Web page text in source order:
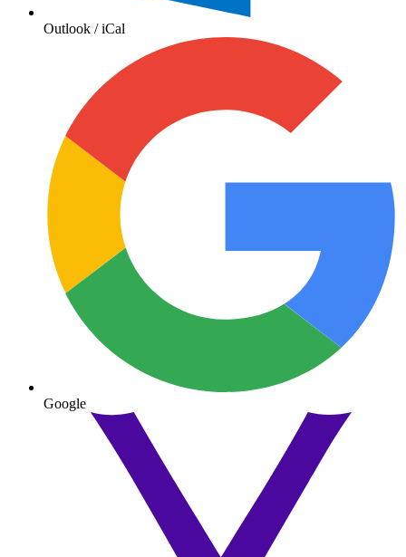
Outlook / iCal
Google